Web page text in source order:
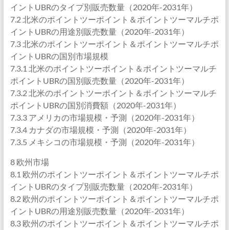
イントUBRのタイプ別販売数量（2020年-2031年）
7.2 北米のポイントツーポイント＆ポイントツーマルチポ
イントUBRの用途別販売数量（2020年-2031年）
7.3 北米のポイントツーポイント＆ポイントツーマルチポ
イントUBRの国別市場規模
7.3.1 北米のポイントツーポイント＆ポイントツーマルチ
ポイントUBRの国別販売数量（2020年-2031年）
7.3.2 北米のポイントツーポイント＆ポイントツーマルチ
ポイントUBRの国別消費額（2020年-2031年）
7.3.3 アメリカの市場規模・予測（2020年-2031年）
7.3.4 カナダの市場規模・予測（2020年-2031年）
7.3.5 メキシコの市場規模・予測（2020年-2031年）
8 欧州市場
8.1 欧州のポイントツーポイント＆ポイントツーマルチポ
イントUBRのタイプ別販売数量（2020年-2031年）
8.2 欧州のポイントツーポイント＆ポイントツーマルチポ
イントUBRの用途別販売数量（2020年-2031年）
8.3 欧州のポイントツーポイント＆ポイントツーマルチポ